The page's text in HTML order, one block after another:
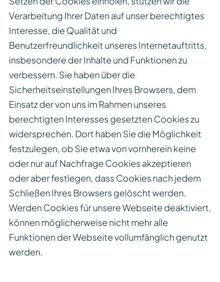
Verarbeitung Ihrer Daten auf unser berechtigtes
Interesse, die Qualität und
Benutzerfreundlichkeit unseres Internetauftritts,
insbesondere der Inhalte und Funktionen zu
verbessern. Sie haben über die
Sicherheitseinstellungen Ihres Browsers, dem
Einsatz der von uns im Rahmen unseres
berechtigten Interesses gesetzten Cookies zu
widersprechen. Dort haben Sie die Möglichkeit
festzulegen, ob Sie etwa von vornherein keine
oder nur auf Nachfrage Cookies akzeptieren
oder aber festlegen, dass Cookies nach jedem
Schließen Ihres Browsers gelöscht werden.
Werden Cookies für unsere Webseite deaktiviert,
können möglicherweise nicht mehr alle
Funktionen der Webseite vollumfänglich genutzt
werden.